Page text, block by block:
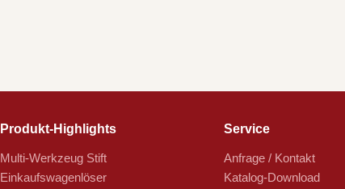
Produkt-Highlights
Multi-Werkzeug Stift
Einkaufswagenlöser
Service
Anfrage / Kontakt
Katalog-Download